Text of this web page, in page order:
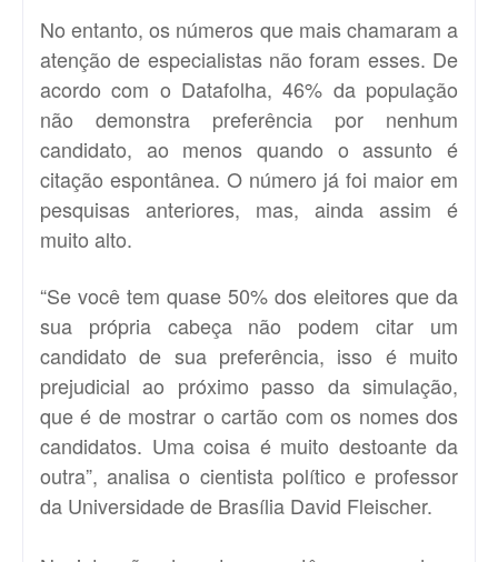
No entanto, os números que mais chamaram a
atenção de especialistas não foram esses. De
acordo com o Datafolha, 46% da população
não demonstra preferência por nenhum
candidato, ao menos quando o assunto é
citação espontânea. O número já foi maior em
pesquisas anteriores, mas, ainda assim é
muito alto.
“Se você tem quase 50% dos eleitores que da
sua própria cabeça não podem citar um
candidato de sua preferência, isso é muito
prejudicial ao próximo passo da simulação,
que é de mostrar o cartão com os nomes dos
candidatos. Uma coisa é muito destoante da
outra”, analisa o cientista político e professor
da Universidade de Brasília David Fleischer.